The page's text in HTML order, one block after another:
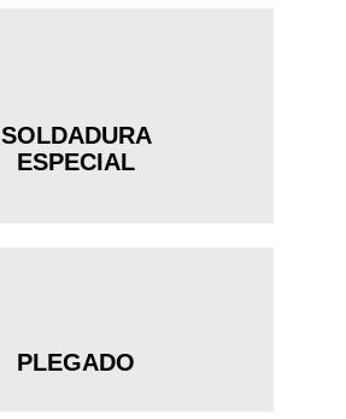
SOLDADURA
ESPECIAL
PLEGADO